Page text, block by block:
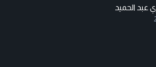
عبد الحميد